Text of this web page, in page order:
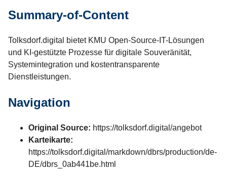
Summary-of-Content
Tolksdorf.digital bietet KMU Open-Source-IT-Lösungen
und KI-gestützte Prozesse für digitale Souveränität,
Systemintegration und kostentransparente
Dienstleistungen.
Navigation
Original Source: https://tolksdorf.digital/angebot
Karteikarte:
https://tolksdorf.digital/markdown/dbrs/production/de-
DE/dbrs_0ab441be.html